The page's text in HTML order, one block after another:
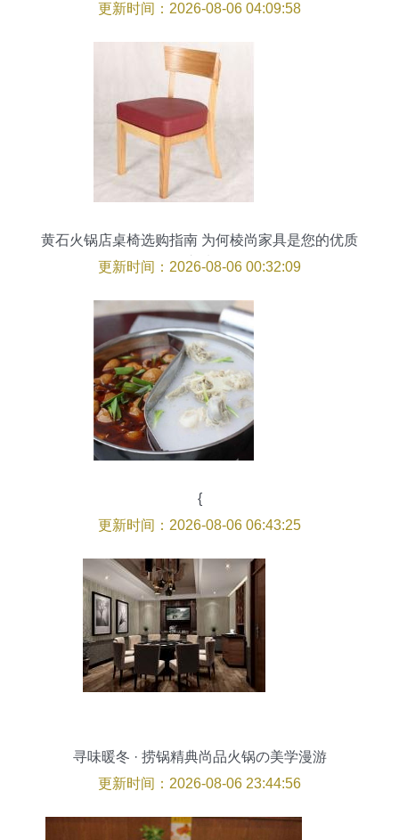
更新时间：2026-08-06 04:09:58
黄石火锅店桌椅选购指南 为何棱尚家具是您的优质
之选
更新时间：2026-08-06 00:32:09
{
更新时间：2026-08-06 06:43:25
寻味暖冬 · 捞锅精典尚品火锅の美学漫游
更新时间：2026-08-06 23:44:56